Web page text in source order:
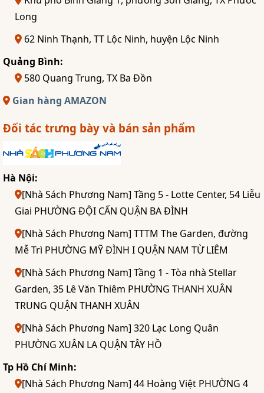
Long
62 Ninh Thạnh, TT Lộc Ninh, huyện Lộc Ninh
Quảng Bình:
580 Quang Trung, TX Ba Đồn
Gian hàng AMAZON
Đối tác trưng bày và bán sản phẩm
Hà Nội:
[Nhà Sách Phương Nam] Tầng 5 - Lotte Center, 54 Liễu
Giai PHƯỜNG ĐỘI CẤN QUẬN BA ĐÌNH
[Nhà Sách Phương Nam] TTTM The Garden, đường
Mễ Trì PHƯỜNG MỸ ĐÌNH I QUẬN NAM TỪ LIÊM
[Nhà Sách Phương Nam] Tầng 1 - Tòa nhà Stellar
Garden, 35 Lê Văn Thiêm PHƯỜNG THANH XUÂN
TRUNG QUẬN THANH XUÂN
[Nhà Sách Phương Nam] 320 Lạc Long Quân
PHƯỜNG XUÂN LA QUẬN TÂY HỒ
Tp Hồ Chí Minh:
[Nhà Sách Phương Nam] 44 Hoàng Việt PHƯỜNG 4